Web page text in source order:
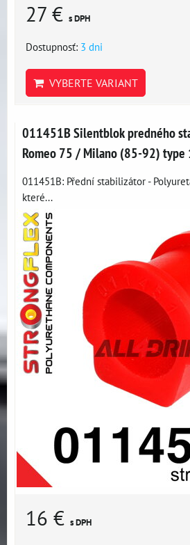
27 € s DPH
Dostupnosť: 3 dni
VYBERTE VARIANT
011451B Silentblok predného
Romeo 75 / Milano (85-92)
011451B: Přední stabilizátor -
které...
16 € s DPH